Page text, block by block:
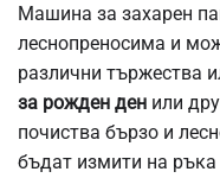
Машина за захарен
леснопреносима и
различни тържества
за рожден ден или
почиства бързо и
бъдат измити на